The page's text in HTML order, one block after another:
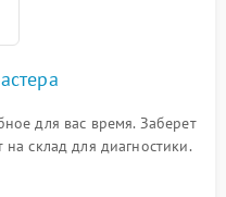
для вас время. Заберет
склад для диагностики.